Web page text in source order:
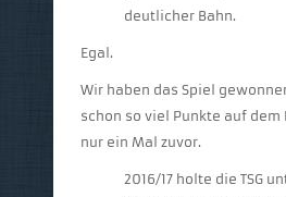
deutlicher Bahn.
Egal.
Wir haben das Spiel
schon so viel Punkte auf dem
nur ein Mal zuvor.
2016/17 holte die TSG